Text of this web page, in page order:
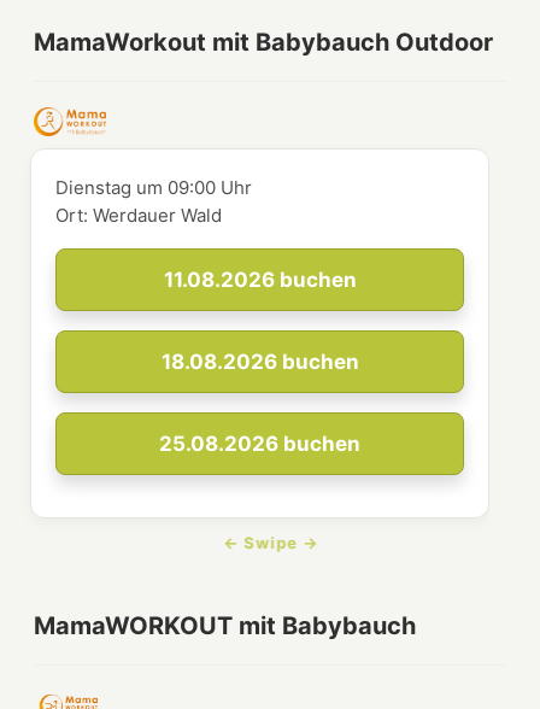
MamaWorkout mit Babybauch Outdoor
Dienstag um 09:00 Uhr
Ort:Werdauer Wald
11.08.2026buchen
18.08.2026buchen
25.08.2026 buchen
MamaWORKOUT mit Babybauch